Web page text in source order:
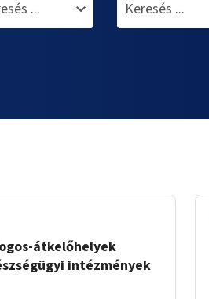
átkelőhelyek
intézmények